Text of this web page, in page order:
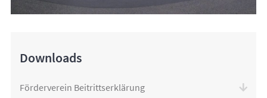
Downloads
Förderverein Beitrittserklärung